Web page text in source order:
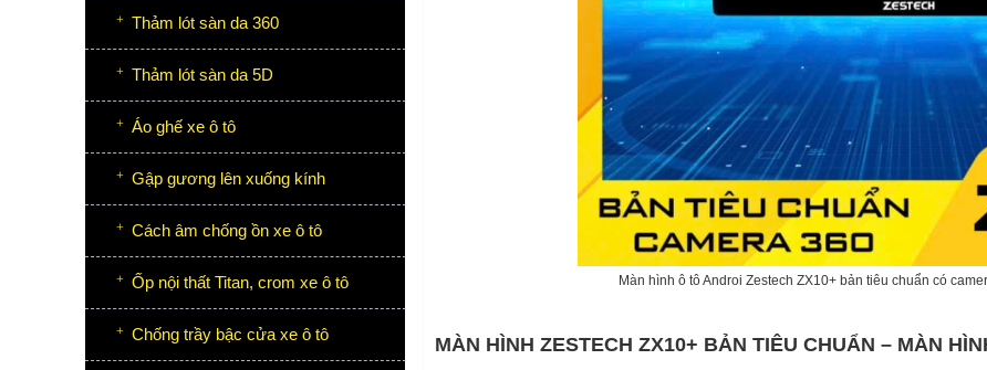
Màn hình ô tô Androi Zestech ZX10+ bản tiêu chuẩn có
MÀN HÌNH ZESTECH ZX10+ BẢN TIÊU CHUẨN – MÀN
Thảm lót sàn da 360
Thảm lót sàn da 5D
Áo ghế xe ô tô
Gập gương lên xuống kính
Cách âm chống ồn xe ô tô
Ốp nội thất Titan, crom xe ô tô
Chống trầy bậc cửa xe ô tô